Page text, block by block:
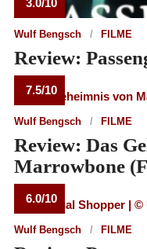
3.0/10
Wulf Bengsch FILME
Review:
7.5/10
Wulf Bengsch FILME
Review: Das
Marrowbone
6.0/10
Wulf Bengsch FILME